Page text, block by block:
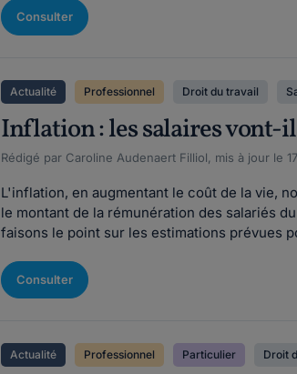
Consulter
Actualité Professionnel Droit du travail
Inflation : les salaires vont-
Rédigé par Caroline Audenaert Filliol, mis à jour le
L'inflation, en augmentant le coût de la vie,
le montant de la rémunération des salariés
faisons le point sur les estimations prévues
Consulter
Actualité Professionnel Particulier Droit